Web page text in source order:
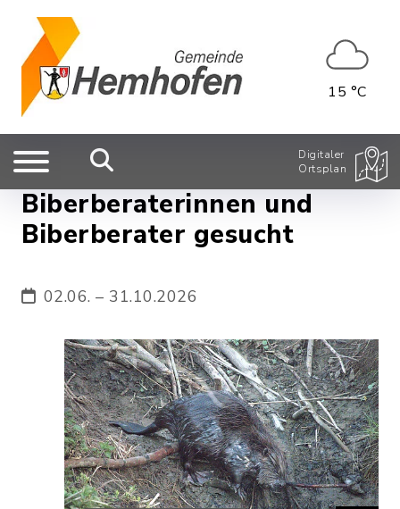
15 °C
Digitaler
Ortsplan
Biberberaterinnen und
Biberberater gesucht
02.06. – 31.10.2026